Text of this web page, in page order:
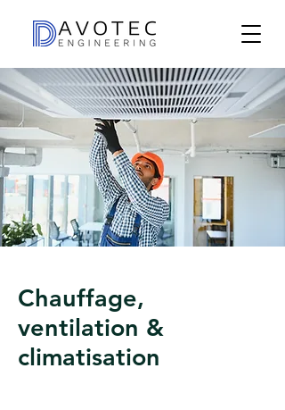
Chauffage,
ventilation &
climatisation